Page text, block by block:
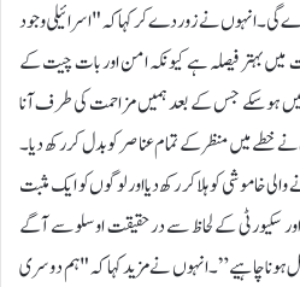
نے زور دے کر کہا کہ "اسرائیلی وجود
میں بہتر فیصلہ ہے کیونکہ امن اور بات چیت کے
ہوسکے جس کے بعد ہمیں مزاحمت کی طرف آنا
میں منظر کے تمام عناصر کو بدل کر رکھ دیا۔
والی خاموشی کو ہلا کر رکھ دیا اور لوگوں کو ایک مثبت
اور سکیورٹی کے لحاظ سے درحقیقت اوسلو سے آگے
ہونا چاہیے”۔انہوں نے مزید کہا کہ "ہم دوسری